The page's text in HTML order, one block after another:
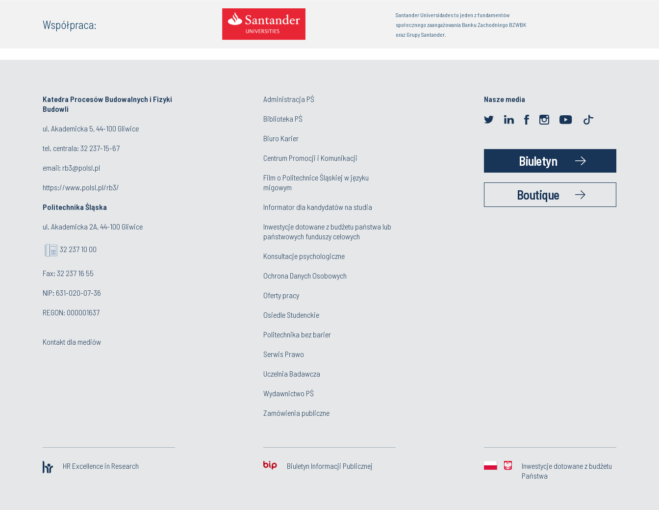
Współpraca:
Santander Universidades to jeden z fundamentów
społecznego zaangażowania Banku Zachodniego BZWBK
oraz Grupy Santander.
Katedra Procesów Budowalnych i Fizyki
Budowli
ul. Akademicka 5, 44-100 Gliwice
tel. centrala: 32 237-15-67
email: rb3@polsl.pl
https://www.polsl.pl/rb3/
Politechnika Śląska
ul. Akademicka 2A, 44-100 Gliwice
32 237 10 00
Fax: 32 237 16 55
NIP: 631-020-07-36
REGON: 000001637
Kontakt dla mediów
Administracja PŚ
Biblioteka PŚ
Biuro Karier
Centrum Promocji i Komunikacji
Film o Politechnice Śląskiej w języku
migowym
Informator dla kandydatów na studia
Inwestycje dotowane z budżetu państwa lub
państwowych funduszy celowych
Konsultacje psychologiczne
Ochrona Danych Osobowych
Oferty pracy
Osiedle Studenckie
Politechnika bez barier
Serwis Prawo
Uczelnia Badawcza
Wydawnictwo PŚ
Zamówienia publiczne
Nasze media
Biuletyn
Boutique
HR Excellence in Research Biuletyn Informacji Publicznej
Inwestycje dotowane z budżetu
Państwa